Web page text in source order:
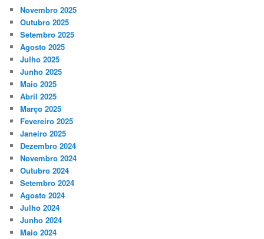
Novembro 2025
Outubro 2025
Setembro 2025
Agosto 2025
Julho 2025
Junho 2025
Maio 2025
Abril 2025
Março 2025
Fevereiro 2025
Janeiro 2025
Dezembro 2024
Novembro 2024
Outubro 2024
Setembro 2024
Agosto 2024
Julho 2024
Junho 2024
Maio 2024